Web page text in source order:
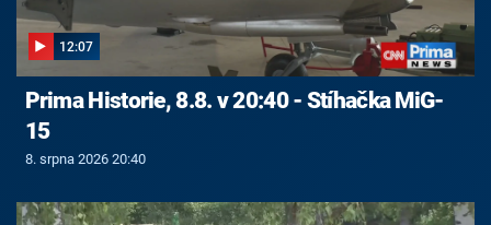
12:07
Prima Historie, 8.8. v 20:40 - Stíhačka MiG-
15
8. srpna 2026 20:40